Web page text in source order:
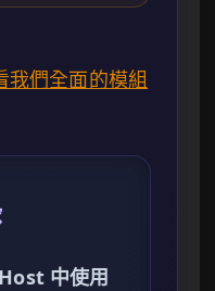
我們全面的模組
中使用